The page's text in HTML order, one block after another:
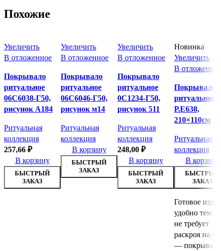
Похожие
Увеличить
В отложенное
Покрывало
ритуальное
06С6038-Г50,
рисунок А184
Ритуальная
коллекция
257,66 ₽
В корзину
БЫСТРЫЙ
ЗАКАЗ
Увеличить
В отложенное
Покрывало
ритуальное
06С6046-Г50,
рисунок м14
Ритуальная
коллекция
В корзину
БЫСТРЫЙ
ЗАКАЗ
Увеличить
В отложенное
Покрывало
ритуальное
0С1234-Г50,
рисунок 511
Ритуальная
коллекция
248,00 ₽
В корзину
БЫСТРЫЙ
ЗАКАЗ
Новинка
Увеличить
В
Покрывало
ритуальное
Р.Е638,
210×110см
Ритуальная
коллекция
В корзину
БЫСТРЫЙ
ЗАКАЗ
Готовое
удобно тем,
не требует
раскроя на
— покрывало